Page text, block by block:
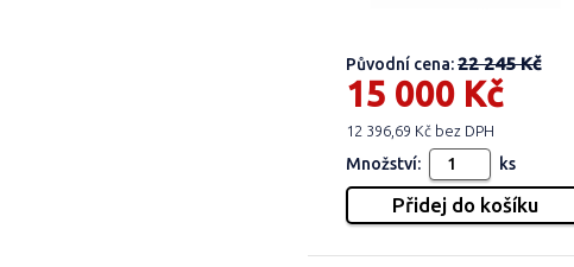
Původní cena:22 245 Kč
15 000 Kč
12 396,69 Kč bez DPH
Množství: ks